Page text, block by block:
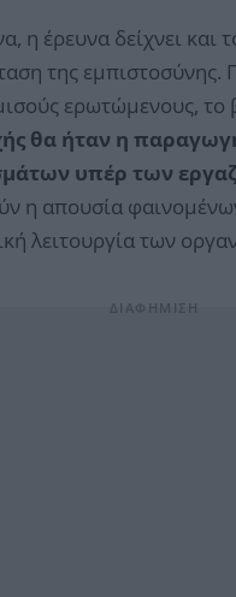
η έρευνα δείχνει και
της εμπιστοσύνης.
ερωτώμενους, το
θα ήταν η
υπέρ των
η απουσία
λειτουργία των